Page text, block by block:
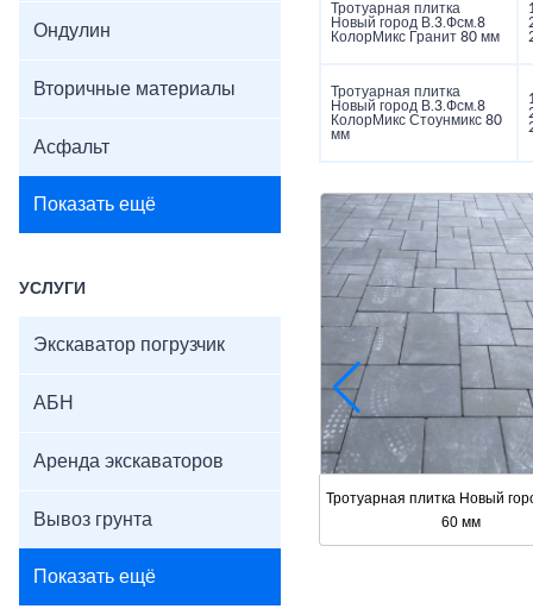
Ондулин
Вторичные материалы
Асфальт
Показать ещё
УСЛУГИ
Экскаватор погрузчик
АБН
Аренда экскаваторов
Вывоз грунта
Показать ещё
Тротуарная плитка
Новый город В.3.Фсм.8
КолорМикс Гранит 80 мм
Тротуарная плитка
Новый город В.3.Фсм.8
КолорМикс Стоунмикс 80
мм
Тротуарная плитка Новый
60 мм